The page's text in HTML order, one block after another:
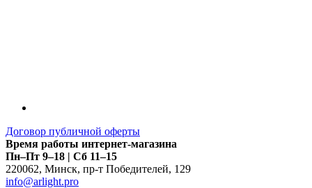
Договор публичной оферты
Время работы интернет-магазина
Пн–Пт 9–18 | Сб 11–15
220062, Минск, пр-т Победителей, 129
info@arlight.pro